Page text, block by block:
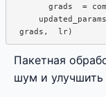
grads  =
Пакетная
шум и улучшить